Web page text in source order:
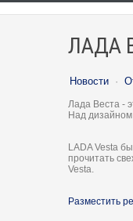
ЛАДА
Новости ·
Лада Веста -
Над
LADA Vesta
прочитать
Vesta.
Разместить